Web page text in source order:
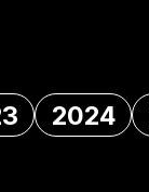
2024